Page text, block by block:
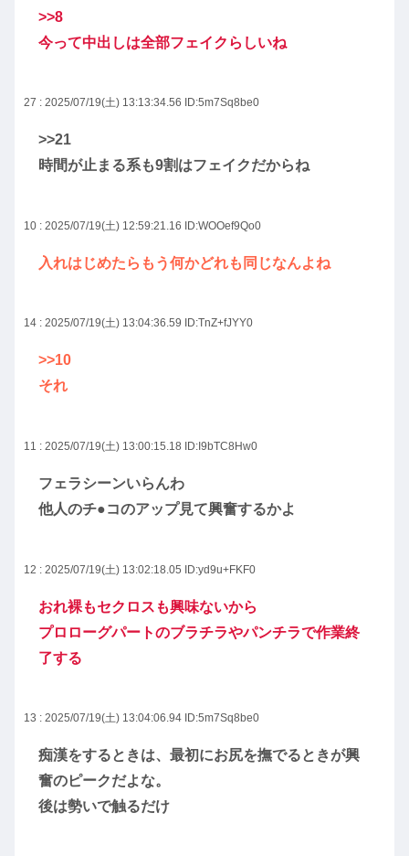
>>8
今って中出しは全部フェイクらしいね
27 : 2025/07/19(土) 13:13:34.56 ID:5m7Sq8be0
>>21
時間が止まる系も9割はフェイクだからね
10 : 2025/07/19(土) 12:59:21.16 ID:WOOef9Qo0
入れはじめたらもう何かどれも同じなんよね
14 : 2025/07/19(土) 13:04:36.59 ID:TnZ+fJYY0
>>10
それ
11 : 2025/07/19(土) 13:00:15.18 ID:I9bTC8Hw0
フェラシーンいらんわ
他人のチ●コのアップ見て興奮するかよ
12 : 2025/07/19(土) 13:02:18.05 ID:yd9u+FKF0
おれ裸もセクロスも興味ないから
プロローグパートのブラチラやパンチラで作業終
了する
13 : 2025/07/19(土) 13:04:06.94 ID:5m7Sq8be0
痴漢をするときは、最初にお尻を撫でるときが興
奮のピークだよな。
後は勢いで触るだけ